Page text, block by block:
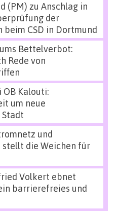
(PM) zu Anschlag in
der
CSD in Dortmund
Bettelverbot:
Rede von
OB Kalouti:
um neue
und
stellt die Weichen für
Volkert ebnet
barrierefreies und